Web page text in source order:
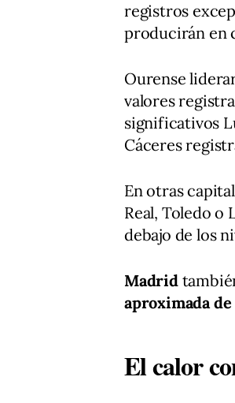
registros
producirán en
Ourense
valores
significativos
Cáceres
En otras
Real, Toledo o
debajo de los
Madrid
aproximada
El calor